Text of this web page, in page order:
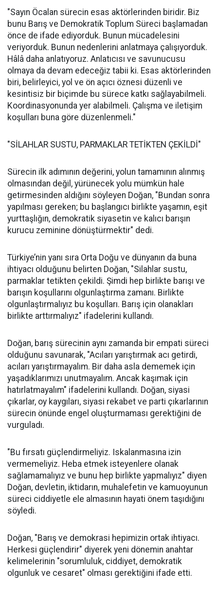
"Sayın Öcalan sürecin esas aktörlerinden biridir. Biz
bunu Barış ve Demokratik Toplum Süreci başlamadan
önce de ifade ediyorduk. Bunun mücadelesini
veriyorduk. Bunun nedenlerini anlatmaya çalışıyorduk.
Hâlâ daha anlatıyoruz. Anlatıcısı ve savunucusu
olmaya da devam edeceğiz tabii ki. Esas aktörlerinden
biri, belirleyici, yol ve ön açıcı öznesi düzenli ve
kesintisiz bir biçimde bu sürece katkı sağlayabilmeli.
Koordinasyonunda yer alabilmeli. Çalışma ve iletişim
koşulları buna göre düzenlenmeli."
"SİLAHLAR SUSTU, PARMAKLAR TETİKTEN ÇEKİLDİ"
Sürecin ilk adımının değerini, yolun tamamının alınmış
olmasından değil, yürünecek yolu mümkün hale
getirmesinden aldığını söyleyen Doğan, "Bundan sonra
yapılması gereken; bu başlangıcı birlikte yaşamın, eşit
yurttaşlığın, demokratik siyasetin ve kalıcı barışın
kurucu zeminine dönüştürmektir" dedi.
Türkiye’nin yanı sıra Orta Doğu ve dünyanın da buna
ihtiyacı olduğunu belirten Doğan, "Silahlar sustu,
parmaklar tetikten çekildi. Şimdi hep birlikte barışı ve
barışın koşullarını olgunlaştırma zamanı. Birlikte
olgunlaştırmalıyız bu koşulları. Barış için olanakları
birlikte arttırmalıyız" ifadelerini kullandı.
Doğan, barış sürecinin aynı zamanda bir empati süreci
olduğunu savunarak, "Acıları yarıştırmak acı getirdi,
acıları yarıştırmayalım. Bir daha asla dememek için
yaşadıklarımızı unutmayalım. Ancak kaşımak için
hatırlatmayalım" ifadelerini kullandı. Doğan, siyasi
çıkarlar, oy kaygıları, siyasi rekabet ve parti çıkarlarının
sürecin önünde engel oluşturmaması gerektiğini de
vurguladı.
"Bu fırsatı güçlendirmeliyiz. Iskalanmasına izin
vermemeliyiz. Heba etmek isteyenlere olanak
sağlamamalıyız ve bunu hep birlikte yapmalıyız" diyen
Doğan, devletin, iktidarın, muhalefetin ve kamuoyunun
süreci ciddiyetle ele almasının hayati önem taşıdığını
söyledi.
Doğan, "Barış ve demokrasi hepimizin ortak ihtiyacı.
Herkesi güçlendirir" diyerek yeni dönemin anahtar
kelimelerinin "sorumluluk, ciddiyet, demokratik
olgunluk ve cesaret" olması gerektiğini ifade etti.